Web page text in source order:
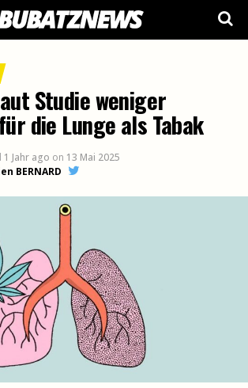
Studie weniger
die Lunge als Tabak
1 Jahr ago on 13 Mai 2025
BERNARD